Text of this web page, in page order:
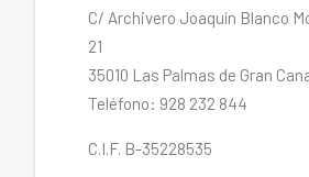
C/ Archivero Joaquín Blanco
21
35010 Las Palmas de Gran
Teléfono: 928 232 844
C.I.F. B-35228535